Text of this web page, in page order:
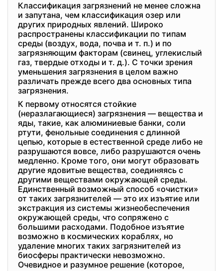
Классификация загрязнений не менее сложна
и запутана, чем классификация озер или
других природных явлений. Широко
распространены классификации по типам
среды (воздух, вода, почва и т. п.) и по
загрязняющим факторам (свинец, углекислый
газ, твердые отходы и т. д.). С точки зрения
уменьшения загрязнения в целом важно
различать прежде всего два основных типа
загрязнения.
К первому относятся стойкие
(неразлагающиеся) загрязнения — вещества и
яды, такие, как алюминиевые банки, соли
ртути, фенольные соединения с длинной
цепью, которые в естественной среде либо не
разрушаются вовсе, либо разрушаются очень
медленно. Кроме того, они могут образовать
другие ядовитые вещества, соединяясь с
другими веществами окружающей среды.
Единственный возможный способ «очистки»
от таких загрязнителей — это их изъятие или
экстракция из системы жизнеобеспечения
окружающей среды, что сопряжено с
большими расходами. Подобное изъятие
возможно в космических кораблях, но
удаление многих таких загрязнителей из
биосферы практически невозможно.
Очевидное и разумное решение (которое,